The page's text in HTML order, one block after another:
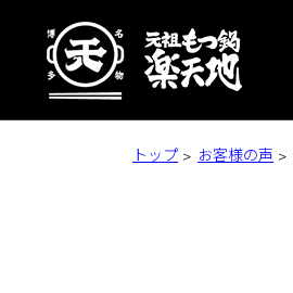
トップ お客様の声